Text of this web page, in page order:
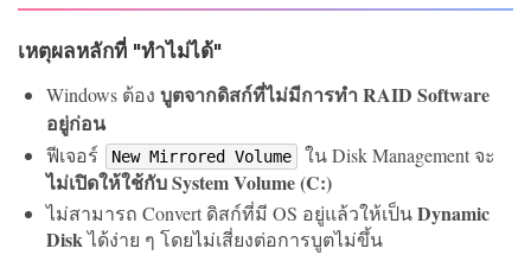
เหตุผลหลักที่ "ทำไม่ได้"
Windows ต้อง บูตจากดิสก์ที่ไม่มีการทำ RAID Software
อยู่ก่อน
ฟีเจอร์ New Mirrored Volume ใน Disk Management จะ
ไม่เปิดให้ใช้กับ System Volume (C:)
ไม่สามารถ Convert ดิสก์ที่มี OS อยู่แล้วให้เป็นDynamic
Diskได้ง่าย ๆ โดยไม่เสี่ยงต่อการบูตไม่ขึ้น